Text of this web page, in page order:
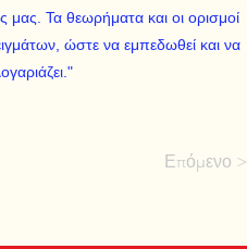
μας. Τα θεωρήματα και οι ορισμοί
ώστε να εμπεδωθεί και να
Επόμενο >